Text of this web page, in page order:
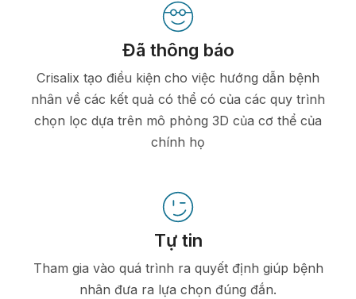
Đã thông báo
Crisalix tạo điều kiện cho việc hướng dẫn bệnh
nhân về các kết quả có thể có của các quy trình
chọn lọc dựa trên mô phỏng 3D của cơ thể của
chính họ
Tự tin
Tham gia vào quá trình ra quyết định giúp bệnh
nhân đưa ra lựa chọn đúng đắn.